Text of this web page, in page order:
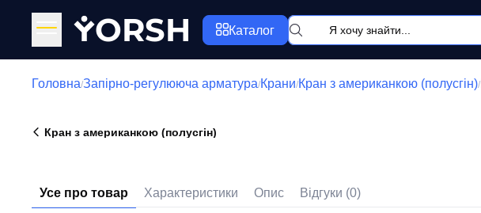
YORSH Каталог
Головна/Запірно-регулююча арматура/Крани/Кран з американкою (полусгін)/
Кран з американкою (полусгін)
Усе про товар Характеристики Опис Відгуки (0)